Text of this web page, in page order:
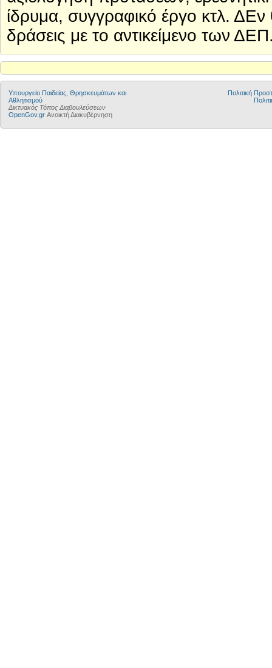
ίδρυμα, συγγραφικό έργο κτλ. ΔΕν
δράσεις με το αντικείμενο των
Υπουργείο Παιδείας, Θρησκευμάτων και
Αθλητισμού
Δικτυακός Τόπος Διαβουλεύσεων
OpenGov.gr Ανοικτή Διακυβέρνηση
Πολιτική